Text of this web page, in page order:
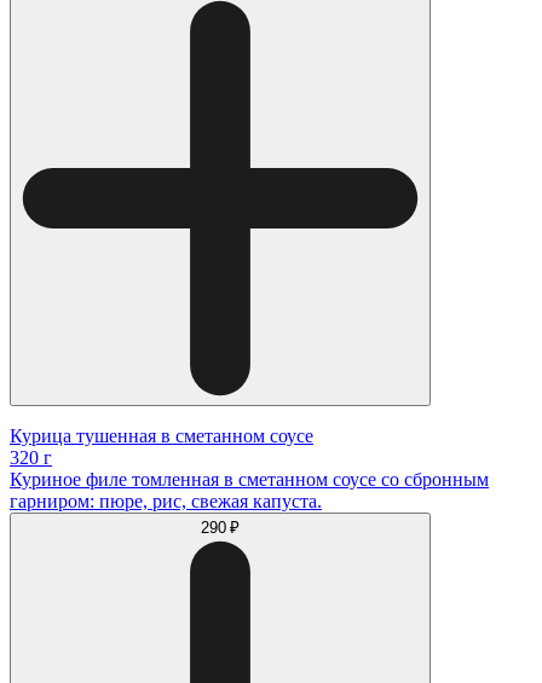
Курица тушенная в сметанном соусе
320 г
Куриное филе томленная в сметанном соусе со сбронным
гарниром: пюре, рис, свежая капуста.
290 ₽